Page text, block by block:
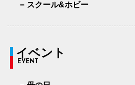
スクール&ホビー
イベント
EVENT